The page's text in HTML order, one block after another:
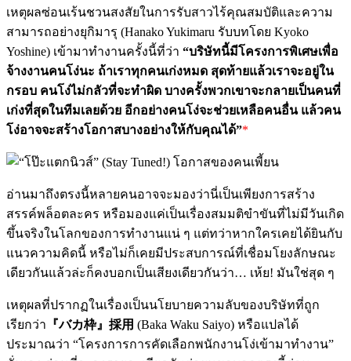
เหตุผลซ่อนเร้นชวนสงสัยในการรับสาวไร้คุณสมบัติและความ
สามารถอย่างยุกิมารุ (Hanako Yukimaru รับบทโดย Kyoko
Yoshine) เข้ามาทำงานครั้งนี้ที่ว่า “บริษัทนี้มีโครงการพิเศษเพื่อ
จ้างงานคนโง่นะ ถ้าเราทุกคนเก่งหมด สุดท้ายแล้วเราจะอยู่ใน
กรอบ คนโง่ไม่กลัวที่จะทำผิด บางครั้งพวกเขาจะกลายเป็นคนที่
เก่งที่สุดในทีมเลยด้วย อีกอย่างคนโง่จะช่วยเหลือคนอื่น แล้วคน
โง่อาจจะสร้างโอกาสบางอย่างให้กับคุณได้”*
อ่านมาถึงตรงนี้หลายคนอาจจะมองว่านี่เป็นเพียงการสร้าง
สรรค์พล็อตละคร หรือมองแค่เป็นเรื่องสมมติขำขันที่ไม่มีวันเกิด
ขึ้นจริงในโลกของการทำงานแน่ ๆ แต่ทว่าหากใครเคยได้ยินกับ
แนวความคิดนี้ หรือไม่ก็เคยมีประสบการณ์ที่เชื่อมโยงลักษณะ
เดียวกันแล้วล่ะก็คงบอกเป็นเสียงเดียวกันว่า… เห้ย! มันใช่สุด ๆ
เหตุผลที่ปรากฏในเรื่องเป็นนโยบายความลับของบริษัทที่ถูก
เรียกว่า 『バカ枠』採用 (Baka Waku Saiyo) หรือแปลได้
ประมาณว่า “โครงการการคัดเลือกพนักงานโง่เข้ามาทำงาน”